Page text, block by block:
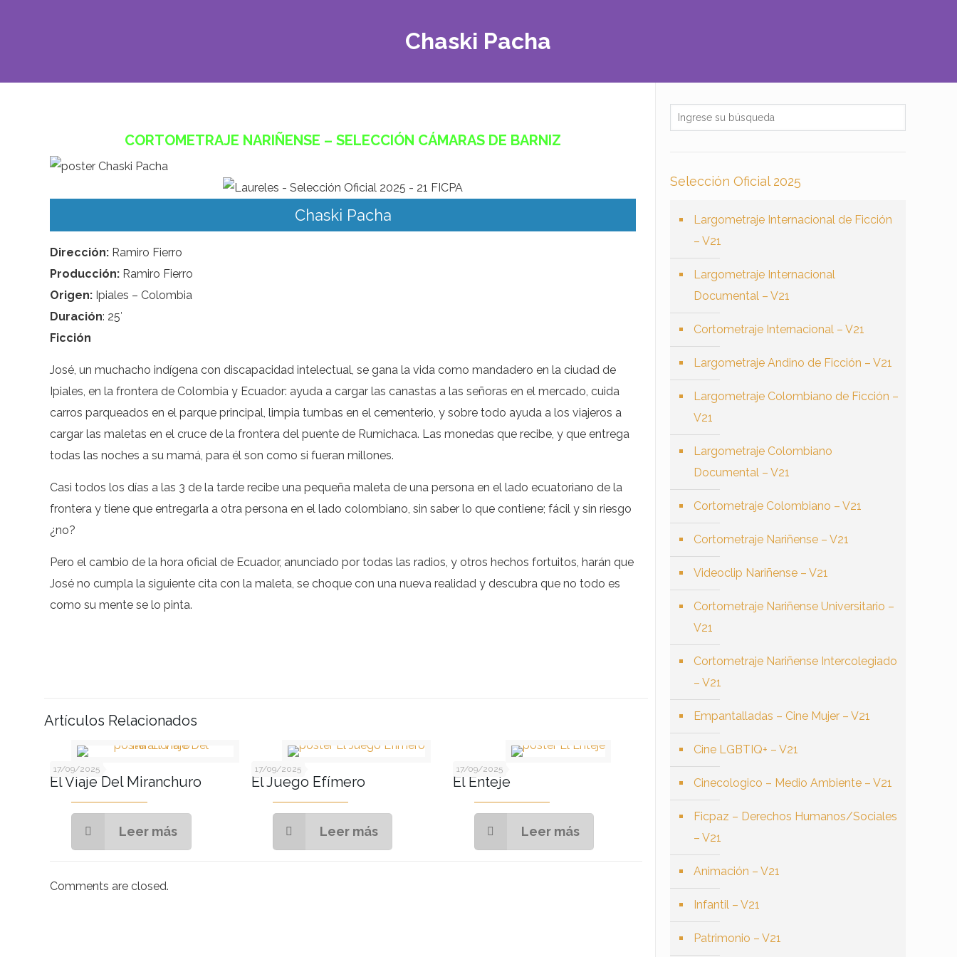
Chaski Pacha
CORTOMETRAJE NARIÑENSE – SELECCIÓN CÁMARAS DE BARNIZ
Chaski Pacha
Dirección: Ramiro Fierro
Producción: Ramiro Fierro
Origen: Ipiales – Colombia
Duración: 25′
Ficción
José, un muchacho indígena con discapacidad intelectual, se gana la vida como mandadero en la ciudad de
Ipiales, en la frontera de Colombia y Ecuador: ayuda a cargar las canastas a las señoras en el mercado, cuida
carros parqueados en el parque principal, limpia tumbas en el cementerio, y sobre todo ayuda a los viajeros a
cargar las maletas en el cruce de la frontera del puente de Rumichaca. Las monedas que recibe, y que entrega
todas las noches a su mamá, para él son como si fueran millones.
Casi todos los días a las 3 de la tarde recibe una pequeña maleta de una persona en el lado ecuatoriano de la
frontera y tiene que entregarla a otra persona en el lado colombiano, sin saber lo que contiene; fácil y sin riesgo
¿no?
Pero el cambio de la hora oficial de Ecuador, anunciado por todas las radios, y otros hechos fortuitos, harán que
José no cumpla la siguiente cita con la maleta, se choque con una nueva realidad y descubra que no todo es
como su mente se lo pinta.
Artículos Relacionados
17/09/2025
El Viaje Del Miranchuro
Leer más
17/09/2025
El Juego Efímero
Leer más
17/09/2025
El Enteje
Leer más
Comments are closed.
Selección Oficial 2025
Largometraje Internacional de Ficción
– V21
Largometraje Internacional
Documental – V21
Cortometraje Internacional – V21
Largometraje Andino de Ficción – V21
Largometraje Colombiano de Ficción –
V21
Largometraje Colombiano
Documental – V21
Cortometraje Colombiano – V21
Cortometraje Nariñense – V21
Videoclip Nariñense – V21
Cortometraje Nariñense Universitario –
V21
Cortometraje Nariñense Intercolegiado
– V21
Empantalladas – Cine Mujer – V21
Cine LGBTIQ+ – V21
Cinecologico – Medio Ambiente – V21
Ficpaz – Derechos Humanos/Sociales
– V21
Animación – V21
Infantil – V21
Patrimonio – V21